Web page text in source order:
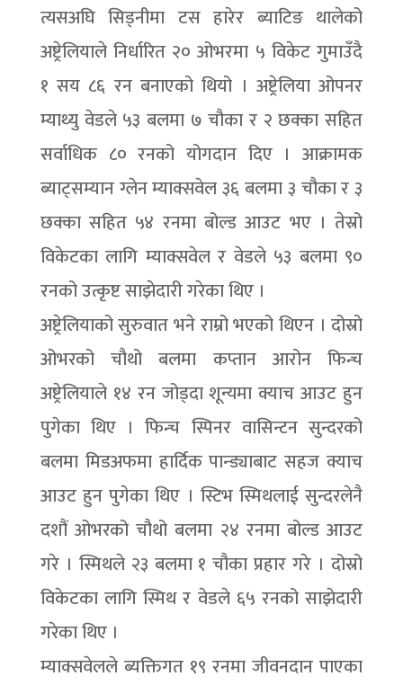
त्यसअघि सिड्नीमा टस हारेर ब्याटिङ थालेको
अष्ट्रेलियाले निर्धारित २० ओभरमा ५ विकेट गुमाउँदै
१ सय ८६ रन बनाएको थियो । अष्ट्रेलिया ओपनर
म्याथ्यु वेडले ५३ बलमा ७ चौका र २ छक्का सहित
सर्वाधिक ८० रनको योगदान दिए । आक्रामक
ब्याट्सम्यान ग्लेन म्याक्सवेल ३६ बलमा ३ चौका र ३
छक्का सहित ५४ रनमा बोल्ड आउट भए । तेस्रो
विकेटका लागि म्याक्सवेल र वेडले ५३ बलमा ९०
रनको उत्कृष्ट साझेदारी गरेका थिए ।
अष्ट्रेलियाको सुरुवात भने राम्रो भएको थिएन । दोस्रो
ओभरको चौथो बलमा कप्तान आरोन फिन्च
अष्ट्रेलियाले १४ रन जोड्दा शून्यमा क्याच आउट हुन
पुगेका थिए । फिन्च स्पिनर वासिन्टन सुन्दरको
बलमा मिडअफमा हार्दिक पान्ड्याबाट सहज क्याच
आउट हुन पुगेका थिए । स्टिभ स्मिथलाई सुन्दरलेनै
दशौं ओभरको चौथो बलमा २४ रनमा बोल्ड आउट
गरे । स्मिथले २३ बलमा १ चौका प्रहार गरे । दोस्रो
विकेटका लागि स्मिथ र वेडले ६५ रनको साझेदारी
गरेका थिए ।
म्याक्सवेलले ब्यक्तिगत १९ रनमा जीवनदान पाएका